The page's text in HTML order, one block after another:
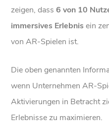
zeigen, dass6 von 10
immersives Erlebnis ein
von AR-Spielen ist.
Die oben genannten
wenn Unternehmen AR-
Aktivierungen in Betracht
Erlebnisse zu maximieren.